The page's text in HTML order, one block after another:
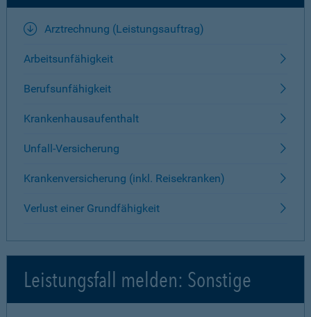
Arztrechnung (Leistungsauftrag)
Arbeitsunfähigkeit
Berufsunfähigkeit
Krankenhausaufenthalt
Unfall-Versicherung
Krankenversicherung (inkl. Reisekranken)
Verlust einer Grundfähigkeit
Leistungsfall melden: Sonstige